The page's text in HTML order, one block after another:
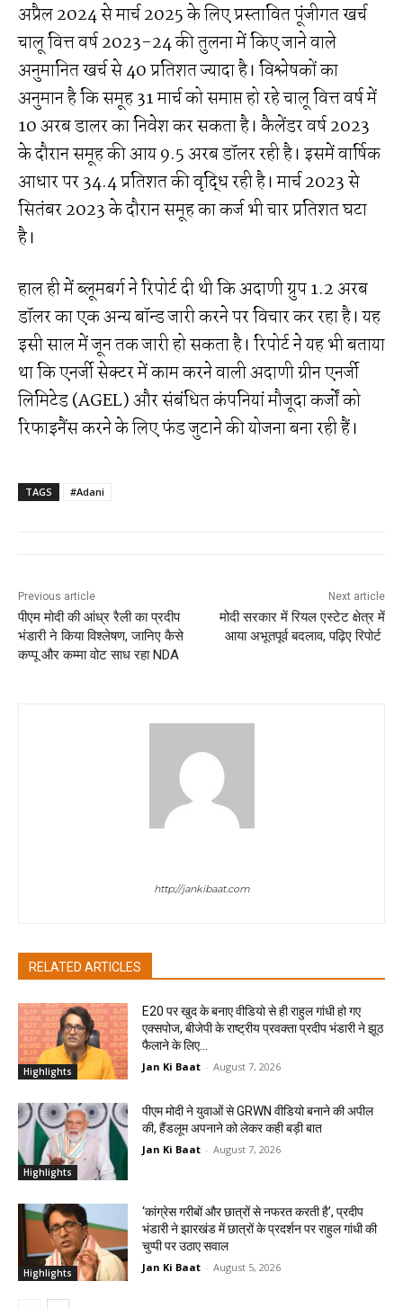
अप्रैल 2024 से मार्च 2025 के लिए प्रस्तावित पूंजीगत खर्च
चालू वित्त वर्ष 2023-24 की तुलना में किए जाने वाले
अनुमानित खर्च से 40 प्रतिशत ज्यादा है। विश्लेषकों का
अनुमान है कि समूह 31 मार्च को समाप्त हो रहे चालू वित्त वर्ष में
10 अरब डालर का निवेश कर सकता है। कैलेंडर वर्ष 2023
के दौरान समूह की आय 9.5 अरब डॉलर रही है। इसमें वार्षिक
आधार पर 34.4 प्रतिशत की वृद्धि रही है। मार्च 2023 से
सितंबर 2023 के दौरान समूह का कर्ज भी चार प्रतिशत घटा
है।
हाल ही में ब्लूमबर्ग ने रिपोर्ट दी थी कि अदाणी ग्रुप 1.2 अरब
डॉलर का एक अन्य बॉन्ड जारी करने पर विचार कर रहा है। यह
इसी साल में जून तक जारी हो सकता है। रिपोर्ट ने यह भी बताया
था कि एनर्जी सेक्टर में काम करने वाली अदाणी ग्रीन एनर्जी
लिमिटेड (AGEL) और संबंधित कंपनियां मौजूदा कर्जों को
रिफाइनैंस करने के लिए फंड जुटाने की योजना बना रही हैं।
TAGS #Adani
Previous article
पीएम मोदी की आंध्र रैली का प्रदीप
भंडारी ने किया विश्लेषण, जानिए कैसे
कप्पू और कम्मा वोट साध रहा NDA
Next article
मोदी सरकार में रियल एस्टेट क्षेत्र में
आया अभूतपूर्व बदलाव, पढ़िए रिपोर्ट
http://jankibaat.com
RELATED ARTICLES
Highlights
E20 पर खुद के बनाए वीडियो से ही राहुल गांधी हो गए
एक्सपोज, बीजेपी के राष्ट्रीय प्रवक्ता प्रदीप भंडारी ने झूठ
फैलाने के लिए...
Jan Ki Baat - August 7, 2026
Highlights
पीएम मोदी ने युवाओं से GRWN वीडियो बनाने की अपील
की, हैंडलूम अपनाने को लेकर कही बड़ी बात
Jan Ki Baat - August 7, 2026
Highlights
‘कांग्रेस गरीबों और छात्रों से नफरत करती है’, प्रदीप
भंडारी ने झारखंड में छात्रों के प्रदर्शन पर राहुल गांधी की
चुप्पी पर उठाए सवाल
Jan Ki Baat - August 5, 2026